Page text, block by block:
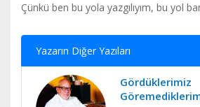
Çünkü ben bu yola yazgılıyım, bu yol
Yazarın Diğer Yazıları
Gördüklerimiz